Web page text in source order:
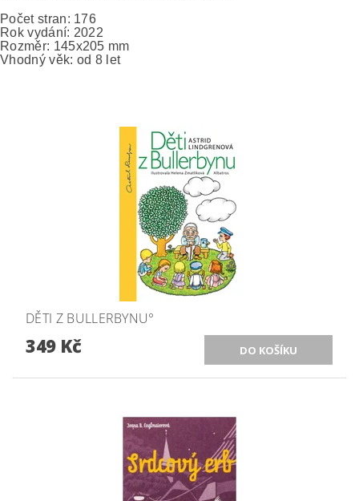
Počet stran: 176
Rok vydání: 2022
Rozměr: 145x205 mm
Vhodný věk: od 8 let
DĚTI Z BULLERBYNU°
349 Kč